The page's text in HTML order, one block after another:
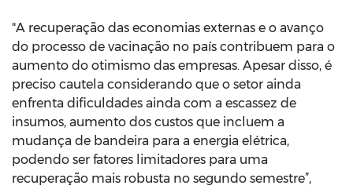
"A recuperação das economias externas e o avanço
do processo de vacinação no país contribuem para o
aumento do otimismo das empresas. Apesar disso, é
preciso cautela considerando que o setor ainda
enfrenta dificuldades ainda com a escassez de
insumos, aumento dos custos que incluem a
mudança de bandeira para a energia elétrica,
podendo ser fatores limitadores para uma
recuperação mais robusta no segundo semestre”,